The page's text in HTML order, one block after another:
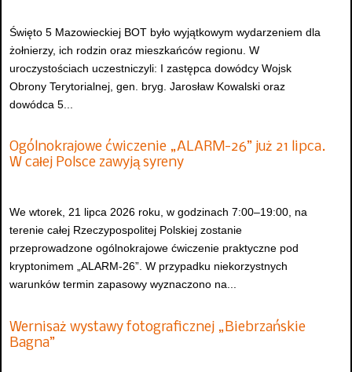
Święto 5 Mazowieckiej BOT było wyjątkowym wydarzeniem dla
żołnierzy, ich rodzin oraz mieszkańców regionu. W
uroczystościach uczestniczyli: I zastępca dowódcy Wojsk
Obrony Terytorialnej, gen. bryg. Jarosław Kowalski oraz
dowódca 5...
Ogólnokrajowe ćwiczenie „ALARM-26” już 21 lipca.
W całej Polsce zawyją syreny
We wtorek, 21 lipca 2026 roku, w godzinach 7:00–19:00, na
terenie całej Rzeczypospolitej Polskiej zostanie
przeprowadzone ogólnokrajowe ćwiczenie praktyczne pod
kryptonimem „ALARM-26”. W przypadku niekorzystnych
warunków termin zapasowy wyznaczono na...
Wernisaż wystawy fotograficznej „Biebrzańskie
Bagna”